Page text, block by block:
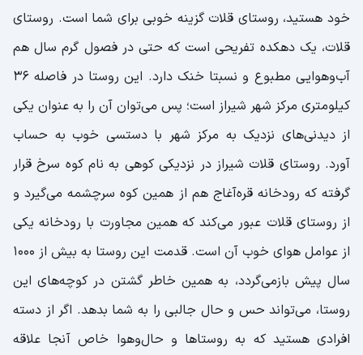
خود هستید، روستای قلات گزینه خوبی برای شما است. روستای
قلات، یک دهکده تفریحی است که حتی در فصول گرم سال هم
آب‌و‌هوایی مطبوع و نسبتا خنک دارد. این روستا در فاصله 36
کیلومتری مرکز شهر شیراز است؛ پس می‌توان آن را به عنوان یکی
از دیدنی‌های نزدیک به مرکز شهر با دستسی خوب به حساب
آورد. روستای قلات شیراز در نزدیکی کوهی به نام کوه سرخ قرار
گرفته که رودخانه قره‌آغاج هم از همین کوه سرچشمه می‌گیرد و
از روستای قلات عبور می‌کند که همین مجاورت با رودخانه یکی
از عوامل هوای خوب آن است. قدمت این روستا به بیش از 1000
سال پیش باز‌می‌گردد، به همین خاطر گشتن در کوچه‌های این
روستا، می‌تواند حس و حال جالبی را به شما بدهد. اگر از دسته
افرادی هستید که به روستاها و حال‌وهوا خاص آنجا علاقه